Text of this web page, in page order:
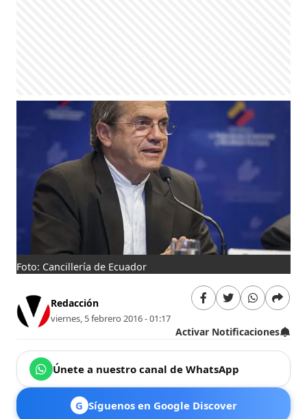
Foto: Cancillería de Ecuador
Redacción
viernes, 5 febrero 2016 - 01:17
Activar Notificaciones
Únete a nuestro canal de WhatsApp
G Síguenos en Google Discover